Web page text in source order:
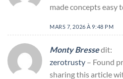
made concepts easy
MARS 7, 2026 À 9:48 PM
Monty Bressedit:
zerotrusty – Found
sharing this article